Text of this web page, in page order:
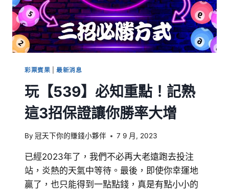
彩票賓果 |最新消息
玩【539】必知重點！記熟
這3招保證讓你勝率大增
By 冠天下你的賺錢小夥伴 7 9 月, 2023
已經2023年了，我們不必再大老遠跑去投注
站，炎熱的天氣中等待。最後，即使你幸運地
贏了，也只能得到一點點錢，真是有點小小的